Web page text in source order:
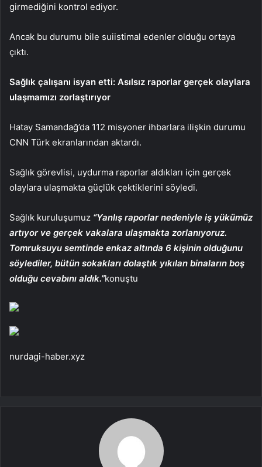
girmediğini kontrol ediyor.
Ancak bu durumu bile suiistimal edenler olduğu ortaya
çıktı.
Sağlık çalışanı isyan etti: Asılsız raporlar gerçek olaylara
ulaşmamızı zorlaştırıyor
Hatay Samandağ’da 112 misyoner ihbarlara ilişkin durumu
CNN Türk ekranlarından aktardı.
Sağlık görevlisi, uydurma raporlar aldıkları için gerçek
olaylara ulaşmakta güçlük çektiklerini söyledi.
Sağlık kuruluşumuz “Yanlış raporlar nedeniyle iş yükümüz
artıyor ve gerçek vakalara ulaşmakta zorlanıyoruz.
Tomruksuyu semtinde enkaz altında 6 kişinin olduğunu
söylediler, bütün sokakları dolaştık yıkılan binaların boş
olduğu cevabını aldık.”konuştu
nurdagi-haber.xyz